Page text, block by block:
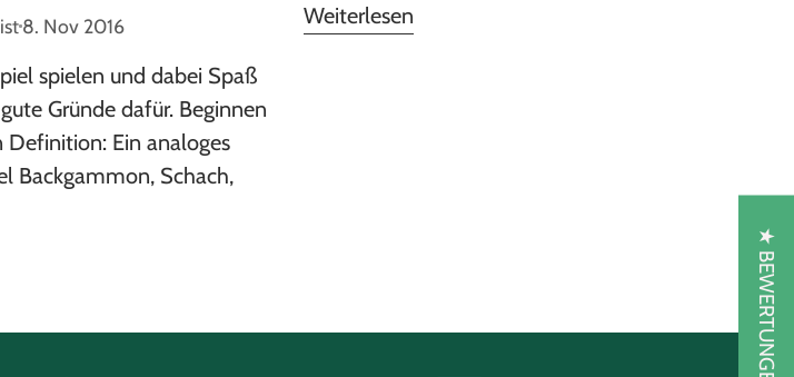
8. Nov 2016
spielen und dabei Spaß
Gründe dafür. Beginnen
Ein analoges
Backgammon, Schach,
Weiterlesen
★ BEWERTUNGEN